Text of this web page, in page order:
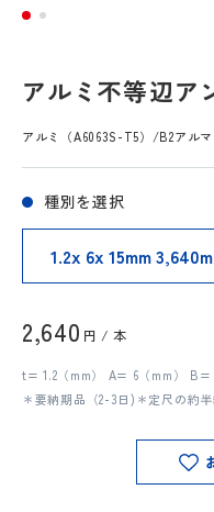
アルミ不等辺ア
アルミ（A6063S-T5）/B2アル
種別を選択
2,640 円 / 本
t= 1.2（mm） A= 6（mm） B=
＊要納期品（2-3日)＊定尺の約半